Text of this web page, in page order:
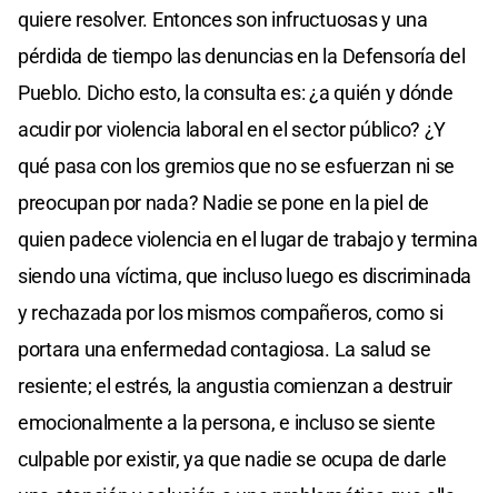
quiere resolver. Entonces son infructuosas y una
pérdida de tiempo las denuncias en la Defensoría del
Pueblo. Dicho esto, la consulta es: ¿a quién y dónde
acudir por violencia laboral en el sector público? ¿Y
qué pasa con los gremios que no se esfuerzan ni se
preocupan por nada? Nadie se pone en la piel de
quien padece violencia en el lugar de trabajo y termina
siendo una víctima, que incluso luego es discriminada
y rechazada por los mismos compañeros, como si
portara una enfermedad contagiosa. La salud se
resiente; el estrés, la angustia comienzan a destruir
emocionalmente a la persona, e incluso se siente
culpable por existir, ya que nadie se ocupa de darle